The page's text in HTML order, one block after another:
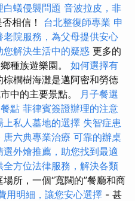
白蟻侵襲問題 音波拉皮，非
相信！ 台北整復師專業 申
老院服務，為父母提供安心
您解決生活中的疑惑 更多的
種族遊樂園。 如何選擇有
棕櫚樹海灘是邁阿密和勞德
中的主要景點。 月子餐選
點 菲律賓簽證辦理的注意
私人墓地的選擇 失智症患
唐六典專業治療 可靠的辦桌
選外燴推薦，助您找到最適
全方位法律服務，解決各類
所，一個“寬闊的”餐廳和商
用明細，讓您安心選擇 - 甚